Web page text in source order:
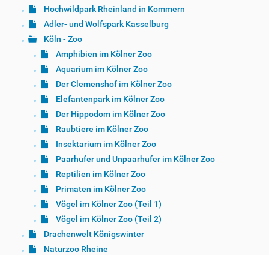
Hochwildpark Rheinland in Kommern
Adler- und Wolfspark Kasselburg
Köln - Zoo
Amphibien im Kölner Zoo
Aquarium im Kölner Zoo
Der Clemenshof im Kölner Zoo
Elefantenpark im Kölner Zoo
Der Hippodom im Kölner Zoo
Raubtiere im Kölner Zoo
Insektarium im Kölner Zoo
Paarhufer und Unpaarhufer im Kölner Zoo
Reptilien im Kölner Zoo
Primaten im Kölner Zoo
Vögel im Kölner Zoo (Teil 1)
Vögel im Kölner Zoo (Teil 2)
Drachenwelt Königswinter
Naturzoo Rheine